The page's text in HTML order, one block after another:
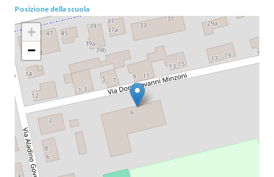
Posizione della scuola
+
−